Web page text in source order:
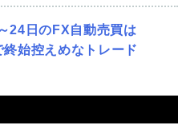
24日のFX自動売買は
始控えめなトレード